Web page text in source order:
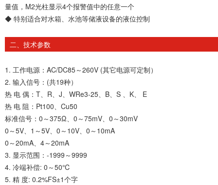
量值，M2光柱显示4个报警值中的任意一个
◆ 特别适合对水箱、水池等储液设备的液位控制
二、技术参数
1. 工作电源：AC/DC85～260V (其它电源可定制）
2. 输入信号：(共19种）
热 电 偶：T、R、J、WRe3-25、B、S 、K、 E
热 电 阻：Pt100、Cu50
标准信号：0～375Ω、0～75mV、0～30mV
0～5V、1～5V、0～10V、0～10mA
0～20mA、4～20mA
3. 显示范围：-1999～9999
4. 冷端补偿: 0～50℃
5. 精 度: 0.2%FS±1个字